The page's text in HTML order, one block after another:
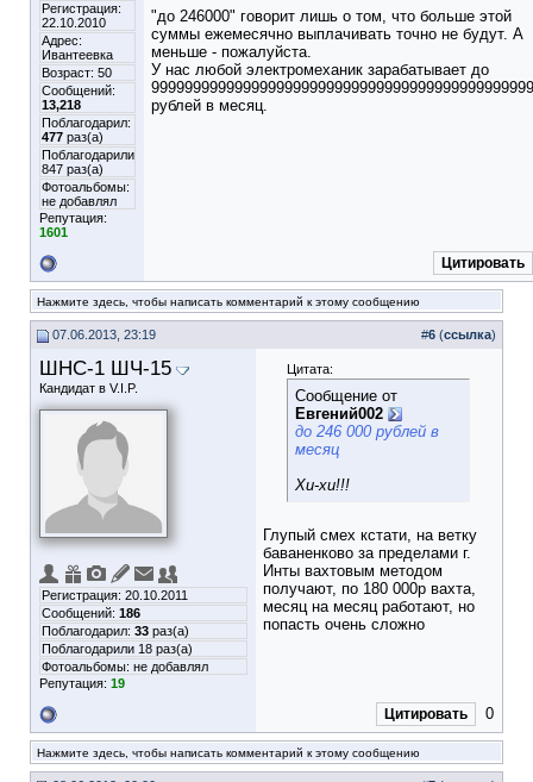
Регистрация:
22.10.2010
Адрес:
Ивантеевка
Возраст: 50
Сообщений:
13,218
Поблагодарил:
477 раз(а)
Поблагодарили
847 раз(а)
Фотоальбомы:
не добавлял
Репутация:
1601
"до 246000" говорит лишь о том, что больше этой
суммы ежемесячно выплачивать точно не будут. А
меньше - пожалуйста.
У нас любой электромеханик зарабатывает до
рублей в месяц.
Цитировать
Нажмите здесь, чтобы написать комментарий к этому сообщению
07.06.2013, 23:19 #6 (ссылка)
ШНС-1 ШЧ-15
Кандидат в V.I.P.
Регистрация: 20.10.2011
Сообщений: 186
Поблагодарил: 33 раз(а)
Поблагодарили 18 раз(а)
Фотоальбомы: не добавлял
Репутация: 19
Цитата:
Сообщение от
Евгений002
до 246 000 рублей в
месяц
Хи-хи!!!
Глупый смех кстати, на ветку
баваненково за пределами г.
Инты вахтовым методом
получают, по 180 000р вахта,
месяц на месяц работают, но
попасть очень сложно
Цитировать 0
Нажмите здесь, чтобы написать комментарий к этому сообщению